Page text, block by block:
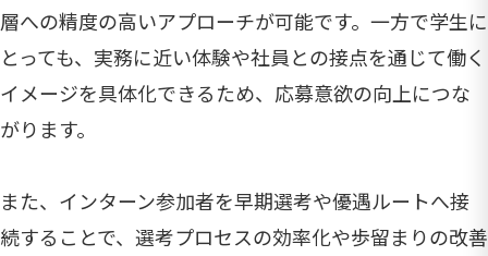
層への精度の高いアプローチが可能です。一方で学生に
とっても、実務に近い体験や社員との接点を通じて働く
イメージを具体化できるため、応募意欲の向上につな
がります。
また、インターン参加者を早期選考や優遇ルートへ接
続することで、選考プロセスの効率化や歩留まりの改善